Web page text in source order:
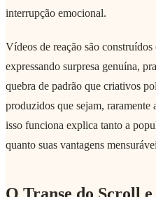
interrupção emocional.
Vídeos de reação são
expressando surpresa genuína,
quebra de padrão que criativos
produzidos que sejam,
isso funciona explica tanto a
quanto suas vantagens